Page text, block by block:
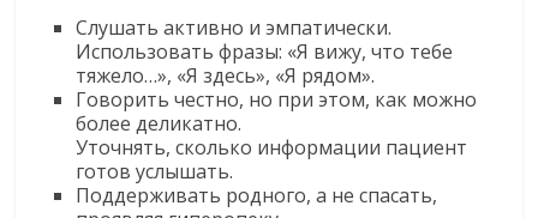
Слушать активно иэмпатически.
Использовать фразы: «Я вижу, что тебе
тяжело…», «Я здесь», «Я рядом».
Говорить честно, но при этом, как можно
более деликатно.
Уточнять, сколько информации пациент
готов услышать.
Поддерживать родного, а не спасать,